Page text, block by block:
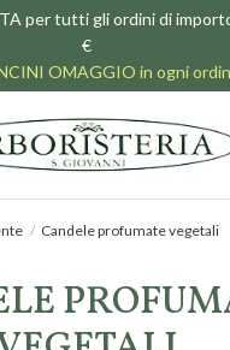
per tutti gli ordini di
€
OMAGGIO in ogni
Candele profumate vegetali